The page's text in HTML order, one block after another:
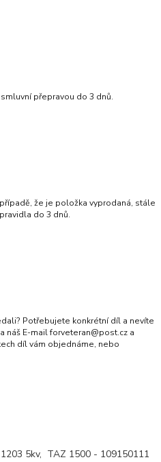
přepravou do 3 dnů.
že je položka vyprodaná, stále
do 3 dnů.
Potřebujete konkrétní díl a nevíte
náš E-mail forveteran@post.cz a
díl vám objednáme, nebo
5kv, TAZ 1500 - 109150111